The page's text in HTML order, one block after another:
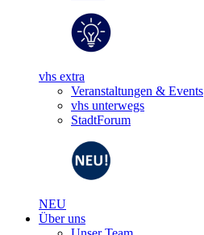
vhs extra
Veranstaltungen & Events
vhs unterwegs
StadtForum
NEU
Über uns